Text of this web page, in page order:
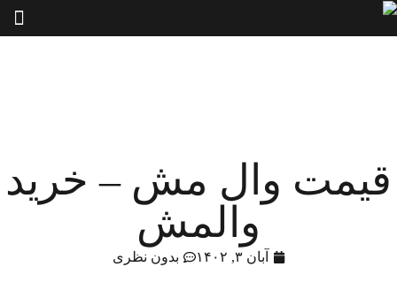
قیمت وال مش – خرید
والمش
آبان ۳, ۱۴۰۲ بدون نظری